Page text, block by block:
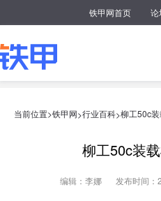
铁甲网首页 论
当前位置>铁甲网>行业百科>柳工50c
柳工50c装
编辑：李娜 发布时间